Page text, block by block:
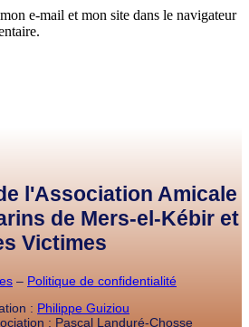
e-mail et mon site dans le navigateur
l'Association Amicale
de Mers-el-Kébir et
Victimes
– Politique de confidentialité
: Philippe Guiziou
: Pascal Landuré-Chosse